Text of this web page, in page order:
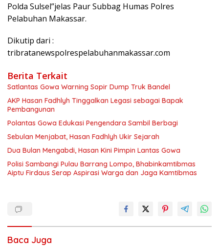
Polda Sulsel”jelas Paur Subbag Humas Polres
Pelabuhan Makassar.
Dikutip dari :
tribratanewspolrespelabuhanmakassar.com
Berita Terkait
Satlantas Gowa Warning Sopir Dump Truk Bandel
AKP Hasan Fadhlyh Tinggalkan Legasi sebagai Bapak
Pembangunan
Polantas Gowa Edukasi Pengendara Sambil Berbagi
Sebulan Menjabat, Hasan Fadhlyh Ukir Sejarah
Dua Bulan Mengabdi, Hasan Kini Pimpin Lantas Gowa
Polisi Sambangi Pulau Barrang Lompo, Bhabinkamtibmas
Aiptu Firdaus Serap Aspirasi Warga dan Jaga Kamtibmas
Baca Juga